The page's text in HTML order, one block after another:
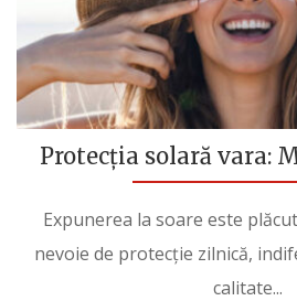
Protecția solară vara:
Expunerea la soare este
nevoie de protecție zilnică,
calitate...